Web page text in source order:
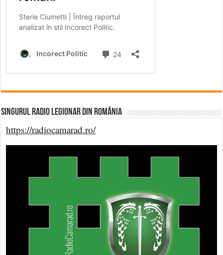
Singurul Radio Legionar din România
https://radiocamarad.ro/